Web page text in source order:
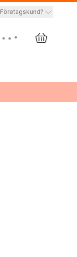
Företagskund?